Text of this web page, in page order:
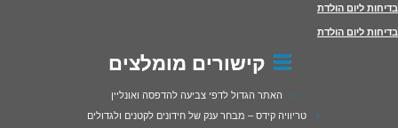
בדיחות ליום הולדת
בדיחות ליום הולדת
קישורים מומלצים
האתר הגדול לדפי צביעה להדפסה ואונליין
טריוויה קידס – מבחר ענק של חידונים לקטנים ולגדולים